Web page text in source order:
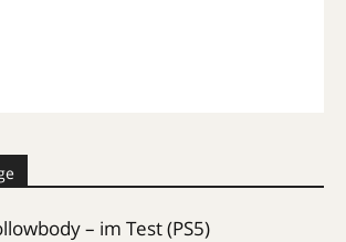
– im Test (PS5)